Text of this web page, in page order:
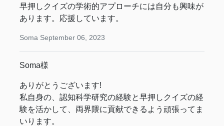
早押しクイズの学術的アプローチには自分も興味が
あります。応援しています。
Soma September 06, 2023
Soma様
ありがとうございます!
私自身の、認知科学研究の経験と早押しクイズの経
験を活かして、両界隈に貢献できるよう頑張ってま
いります。